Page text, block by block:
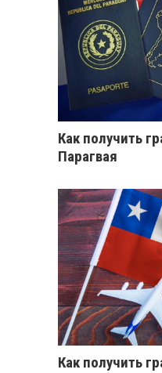
Как получить
Парагвая
Как получить